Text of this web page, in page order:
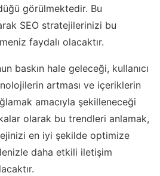
görülmektedir. Bu
SEO stratejilerinizi bu
faydalı olacaktır.
baskın hale geleceği, kullanıcı
artması ve içeriklerin
amacıyla şekilleneceği
olarak bu trendleri anlamak,
en iyi şekilde optimize
daha etkili iletişim